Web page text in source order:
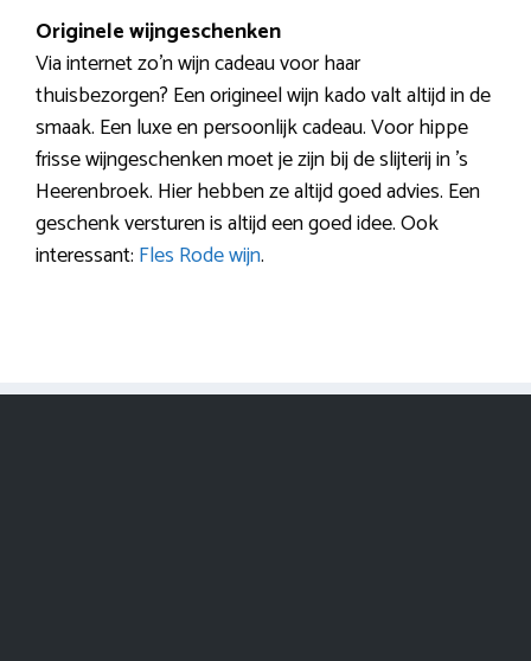
Originele wijngeschenken
Via internet zo’n wijn cadeau voor haar
thuisbezorgen? Een origineel wijn kado valt altijd in de
smaak. Een luxe en persoonlijk cadeau. Voor hippe
frisse wijngeschenken moet je zijn bij de slijterij in ’s
Heerenbroek. Hier hebben ze altijd goed advies. Een
geschenk versturen is altijd een goed idee. Ook
interessant: Fles Rode wijn.